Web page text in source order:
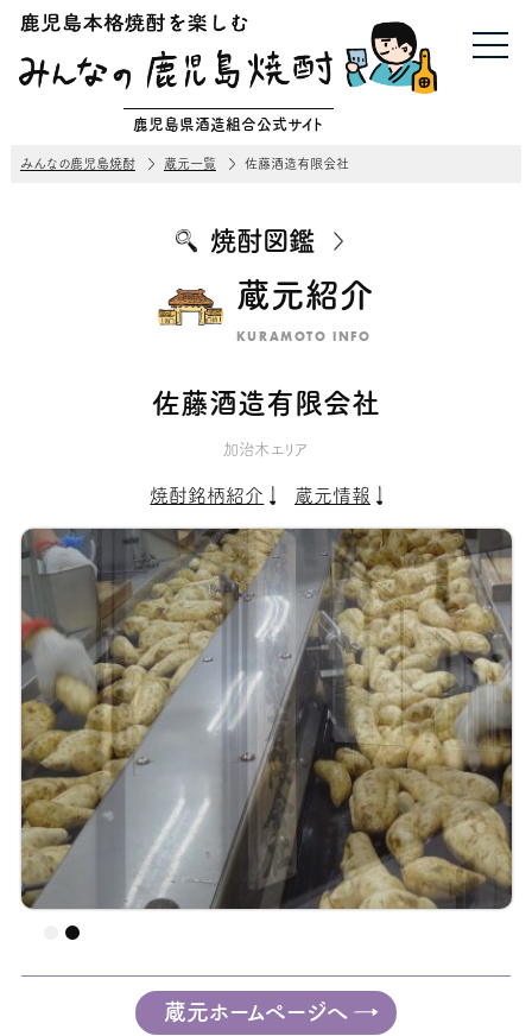
鹿児島県酒造組合公式サイト
みんなの鹿児島焼酎 蔵元一覧 佐藤酒造有限会社
焼酎図鑑
蔵元紹介
KURAMOTO INFO
佐藤酒造有限会社
加治木エリア
焼酎銘柄紹介 蔵元情報
蔵元ホームページへ